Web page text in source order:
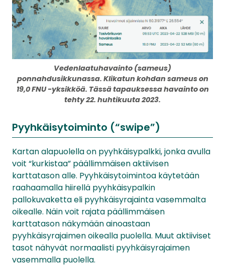
Vedenlaatuhavainto (sameus)
ponnahdusikkunassa. Klikatun kohdan sameus on
19,0 FNU -yksikköä. Tässä tapauksessa havainto on
tehty 22. huhtikuuta 2023.
Pyyhkäisytoiminto (“swipe”)
Kartan alapuolella on pyyhkäisypalkki, jonka avulla
voit “kurkistaa” päällimmäisen aktiivisen
karttatason alle. Pyyhkäisytoimintoa käytetään
raahaamalla hiirellä pyyhkäisypalkin
pallokuvaketta eli pyyhkäisyrajainta vasemmalta
oikealle. Näin voit rajata päällimmäisen
karttatason näkymään ainoastaan
pyyhkäisyrajaimen oikealla puolella. Muut aktiiviset
tasot nähyvät normaalisti pyyhkäisyrajaimen
vasemmalla puolella.